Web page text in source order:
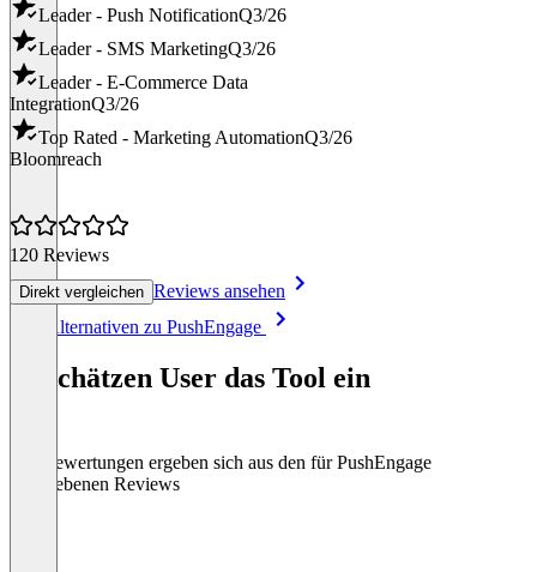
Leader - Push NotificationQ3/26
Leader - SMS MarketingQ3/26
Leader - E-Commerce Data
IntegrationQ3/26
Top Rated - Marketing AutomationQ3/26
Bloomreach
120 Reviews
Direkt vergleichen Reviews ansehen
Alle Alternativen zu PushEngage
So schätzen User das Tool ein
Die Bewertungen ergeben sich aus den für PushEngage
abgegebenen Reviews